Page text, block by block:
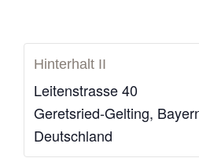
Hinterhalt II
Leitenstrasse 40
Geretsried-Gelting,
Deutschland